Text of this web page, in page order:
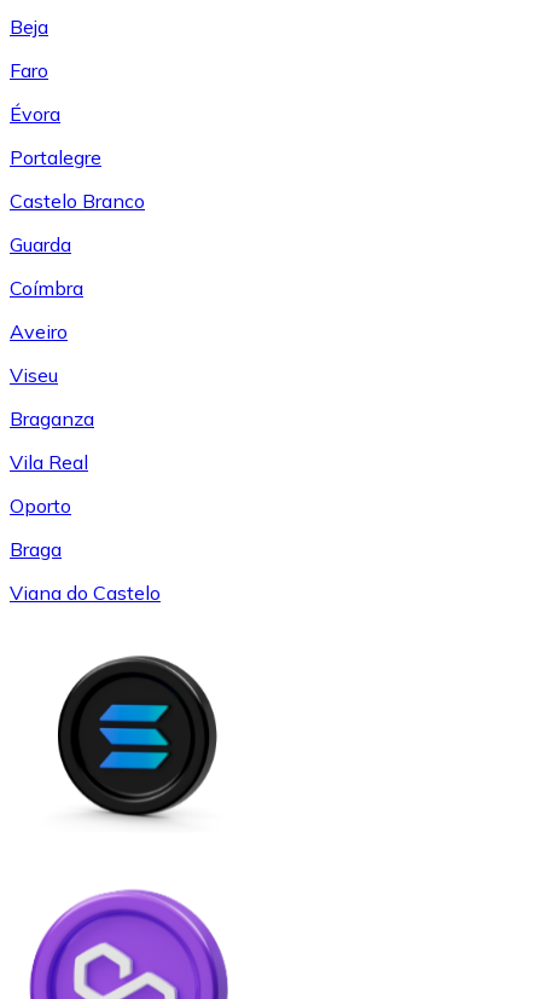
Beja
Faro
Évora
Portalegre
Castelo Branco
Guarda
Coímbra
Aveiro
Viseu
Braganza
Vila Real
Oporto
Braga
Viana do Castelo